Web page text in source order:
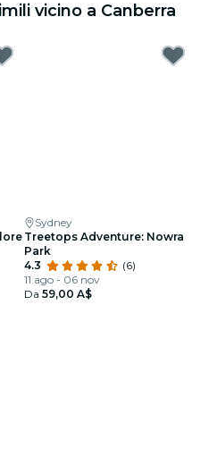
vicino a Canberra
Sydney
Treetops Adventure: Nowra
Park
4.3
(6)
11 ago - 06 nov
Da 59,00 A$